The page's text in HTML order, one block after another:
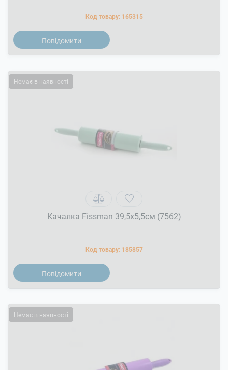
Код товару: 165315
Повідомити
Немає в наявності
Качалка Fissman 39,5x5,5см (7562)
Код товару: 185857
Повідомити
Немає в наявності